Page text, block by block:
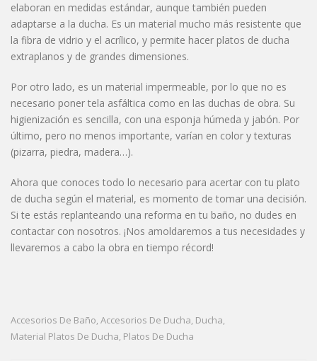
elaboran en medidas estándar, aunque también pueden
adaptarse a la ducha. Es un material mucho más resistente que
la fibra de vidrio y el acrílico, y permite hacer platos de ducha
extraplanos y de grandes dimensiones.
Por otro lado, es un material impermeable, por lo que no es
necesario poner tela asfáltica como en las duchas de obra. Su
higienización es sencilla, con una esponja húmeda y jabón. Por
último, pero no menos importante, varían en color y texturas
(pizarra, piedra, madera…).
Ahora que conoces todo lo necesario para acertar con tu plato
de ducha según el material, es momento de tomar una decisión.
Si te estás replanteando una reforma en tu baño, no dudes en
contactar con nosotros. ¡Nos amoldaremos a tus necesidades y
llevaremos a cabo la obra en tiempo récord!
Accesorios De Baño, Accesorios De Ducha, Ducha,
Material Platos De Ducha, Platos De Ducha